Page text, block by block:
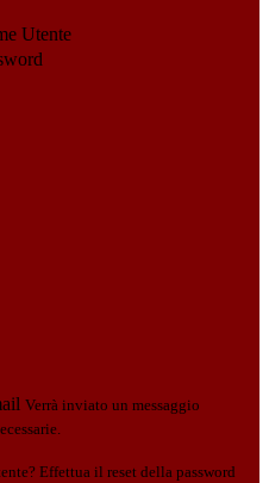
Utente
Verrà inviato un messaggio
Effettua il reset della password